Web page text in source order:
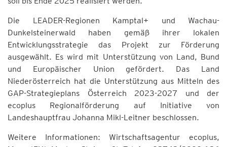
Die LEADER-Regionen Kamptal+ und Wachau-
Dunkelsteinerwald haben gemäß ihrer lokalen
Entwicklungsstrategie das Projekt zur Förderung
ausgewählt. Es wird mit Unterstützung von Land, Bund
und Europäischer Union gefördert. Das Land
Niederösterreich hat die Unterstützung aus Mitteln des
GAP-Strategieplans Österreich 2023-2027 und der
ecoplus Regionalförderung auf Initiative von
Landeshauptfrau Johanna Mikl-Leitner beschlossen.
Weitere Informationen: Wirtschaftsagentur ecoplus,